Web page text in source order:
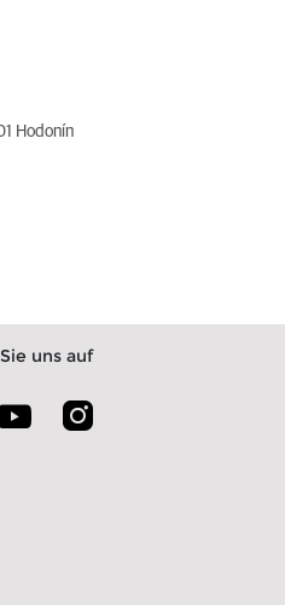
Hodonín
uns auf